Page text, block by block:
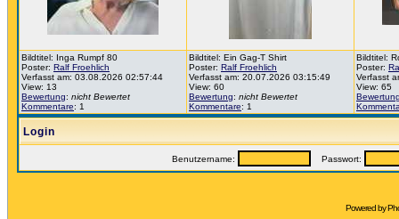
Bildtitel: Inga Rumpf 80
Poster: Ralf Froehlich
Verfasst am: 03.08.2026 02:57:44
View: 13
Bewertung: nicht Bewertet
Kommentare: 1
Bildtitel: Ein Gag-T Shirt
Poster: Ralf Froehlich
Verfasst am: 20.07.2026 03:15:49
View: 60
Bewertung: nicht Bewertet
Kommentare: 1
Bildtitel:
Poster:
Verfasst
View: 65
Login
Benutzername: Passwort:
Powered by